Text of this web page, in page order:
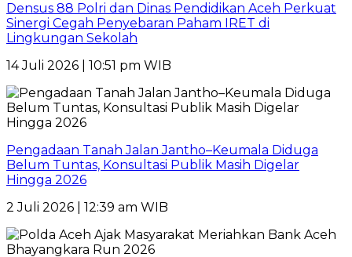
Densus 88 Polri dan Dinas Pendidikan Aceh Perkuat
Sinergi Cegah Penyebaran Paham IRET di
Lingkungan Sekolah
14 Juli 2026 | 10:51 pm WIB
Pengadaan Tanah Jalan Jantho–Keumala Diduga
Belum Tuntas, Konsultasi Publik Masih Digelar
Hingga 2026
2 Juli 2026 | 12:39 am WIB